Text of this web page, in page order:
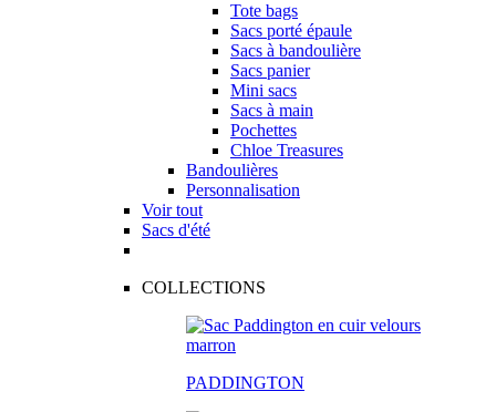
Tote bags
Sacs porté épaule
Sacs à bandoulière
Sacs panier
Mini sacs
Sacs à main
Pochettes
Chloe Treasures
Bandoulières
Personnalisation
Voir tout
Sacs d'été
COLLECTIONS
PADDINGTON